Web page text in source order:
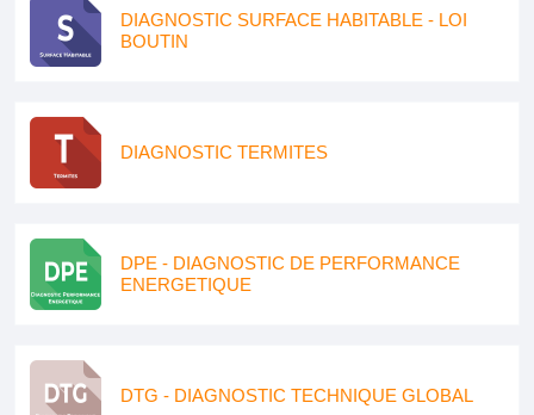
DIAGNOSTIC SURFACE HABITABLE - LOI
BOUTIN
DIAGNOSTIC TERMITES
DPE - DIAGNOSTIC DE PERFORMANCE
ENERGETIQUE
DTG - DIAGNOSTIC TECHNIQUE GLOBAL